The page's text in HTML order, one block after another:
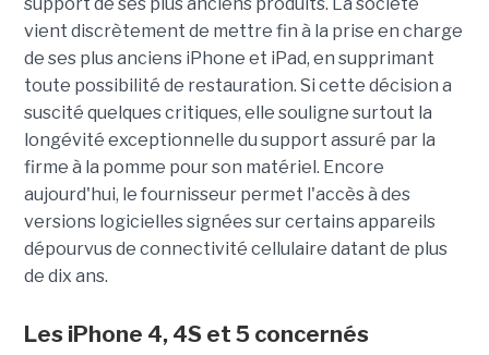
vient discrètement de mettre fin à la prise en charge
de ses plus anciens iPhone et iPad, en supprimant
toute possibilité de restauration. Si cette décision a
suscité quelques critiques, elle souligne surtout la
longévité exceptionnelle du support assuré par la
firme à la pomme pour son matériel. Encore
aujourd'hui, le fournisseur permet l'accès à des
versions logicielles signées sur certains appareils
dépourvus de connectivité cellulaire datant de plus
de dix ans.
Les iPhone 4, 4S et 5 concernés